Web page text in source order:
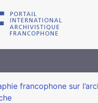
francophone sur